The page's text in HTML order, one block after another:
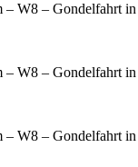
– W8 – Gondelfahrt
– W8 – Gondelfahrt
– W8 – Gondelfahrt